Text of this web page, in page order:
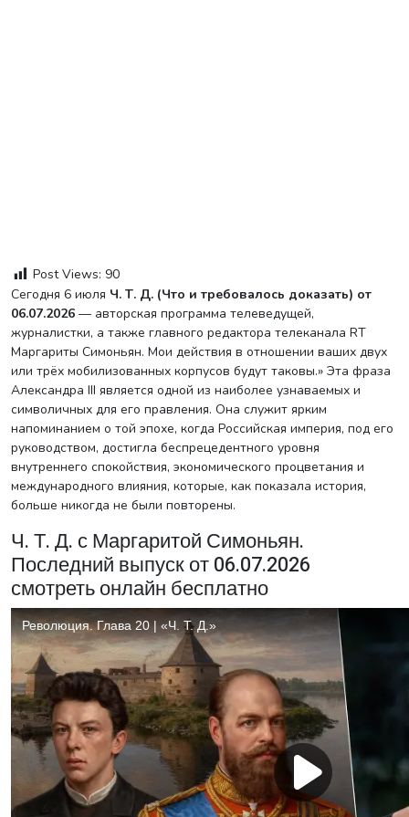
Post Views: 90
Сегодня 6 июля Ч. Т. Д. (Что и требовалось доказать) от
06.07.2026 — авторская программа телеведущей,
журналистки, а также главного редактора телеканала RT
Маргариты Симоньян. Мои действия в отношении ваших двух
или трёх мобилизованных корпусов будут таковы.» Эта фраза
Александра III является одной из наиболее узнаваемых и
символичных для его правления. Она служит ярким
напоминанием о той эпохе, когда Российская империя, под его
руководством, достигла беспрецедентного уровня
внутреннего спокойствия, экономического процветания и
международного влияния, которые, как показала история,
больше никогда не были повторены.
Ч. Т. Д. с Маргаритой Симоньян.
Последний выпуск от 06.07.2026
смотреть онлайн бесплатно